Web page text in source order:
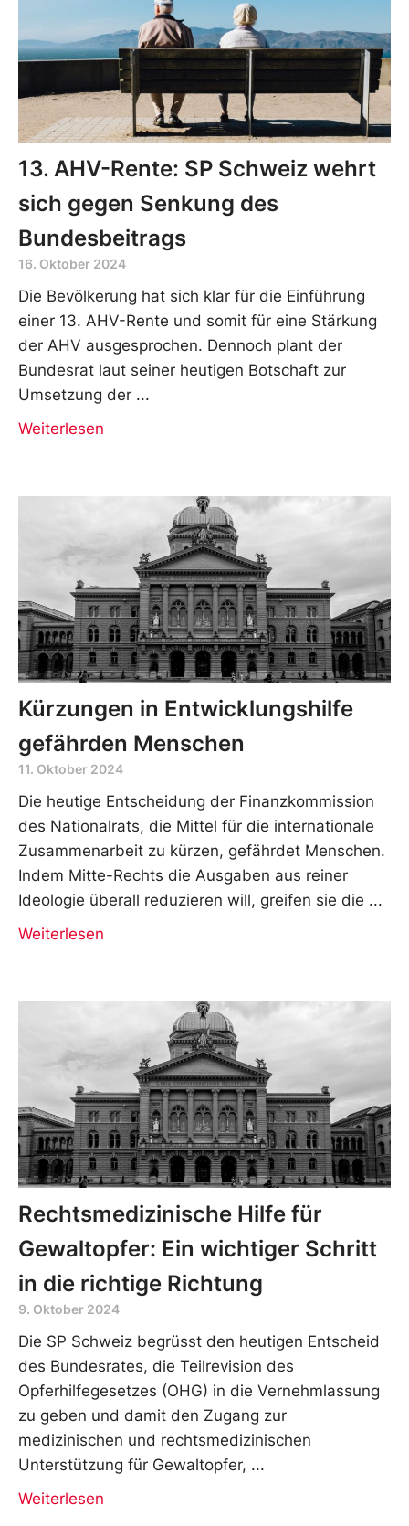
13. AHV-Rente: SP Schweiz wehrt
sich gegen Senkung des
Bundesbeitrags
16. Oktober 2024
Die Bevölkerung hat sich klar für die Einführung
einer 13. AHV-Rente und somit für eine Stärkung
der AHV ausgesprochen. Dennoch plant der
Bundesrat laut seiner heutigen Botschaft zur
Umsetzung der
Weiterlesen
Kürzungen in Entwicklungshilfe
gefährden Menschen
11. Oktober 2024
Die heutige Entscheidung der Finanzkommission
des Nationalrats, die Mittel für die internationale
Zusammenarbeit zu kürzen, gefährdet Menschen.
Indem Mitte-Rechts die Ausgaben aus reiner
Ideologie überall reduzieren will, greifen sie die
Weiterlesen
Rechtsmedizinische Hilfe für
Gewaltopfer: Ein wichtiger Schritt
in die richtige Richtung
9. Oktober 2024
Die SP Schweiz begrüsst den heutigen Entscheid
des Bundesrates, die Teilrevision des
Opferhilfegesetzes (OHG) in die Vernehmlassung
zu geben und damit den Zugang zur
medizinischen und rechtsmedizinischen
Unterstützung für Gewaltopfer,
Weiterlesen